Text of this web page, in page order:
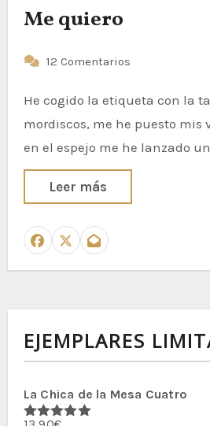
Me quiero
12 Comentarios
He cogido la etiqueta con la talla y la he roto a
mordiscos, me he puesto mis
en el espejo me he lanzado
Leer más
EJEMPLARES
La Chica de la Mesa Cuatro